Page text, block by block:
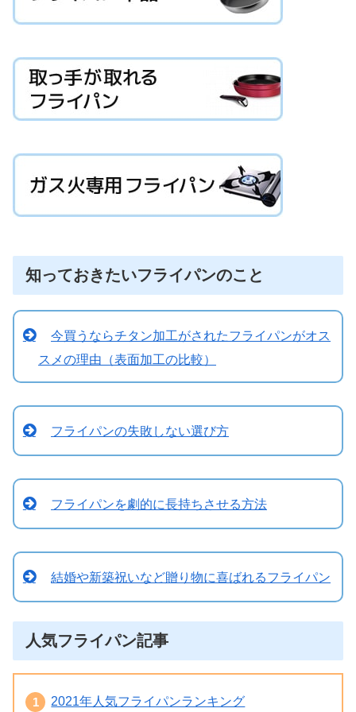
知っておきたいフライパンのこと
今買うならチタン加工がされたフライパンがオス
スメの理由（表面加工の比較）
フライパンの失敗しない選び方
フライパンを劇的に長持ちさせる方法
結婚や新築祝いなど贈り物に喜ばれるフライパン
人気フライパン記事
2021年人気フライパンランキング